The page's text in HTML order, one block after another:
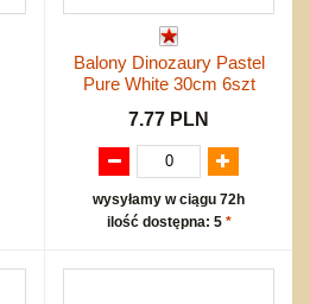
Balony Dinozaury Pastel
Pure White 30cm 6szt
7.77 PLN
wysyłamy w ciągu 72h
ilość dostępna: 5 *